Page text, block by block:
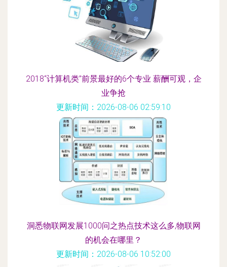
2018“计算机类”前景最好的6个专业 薪酬可观，企
业争抢
更新时间：2026-08-06 02:59:10
洞悉物联网发展1000问之热点技术这么多,物联网
的机会在哪里？
更新时间：2026-08-06 10:52:00